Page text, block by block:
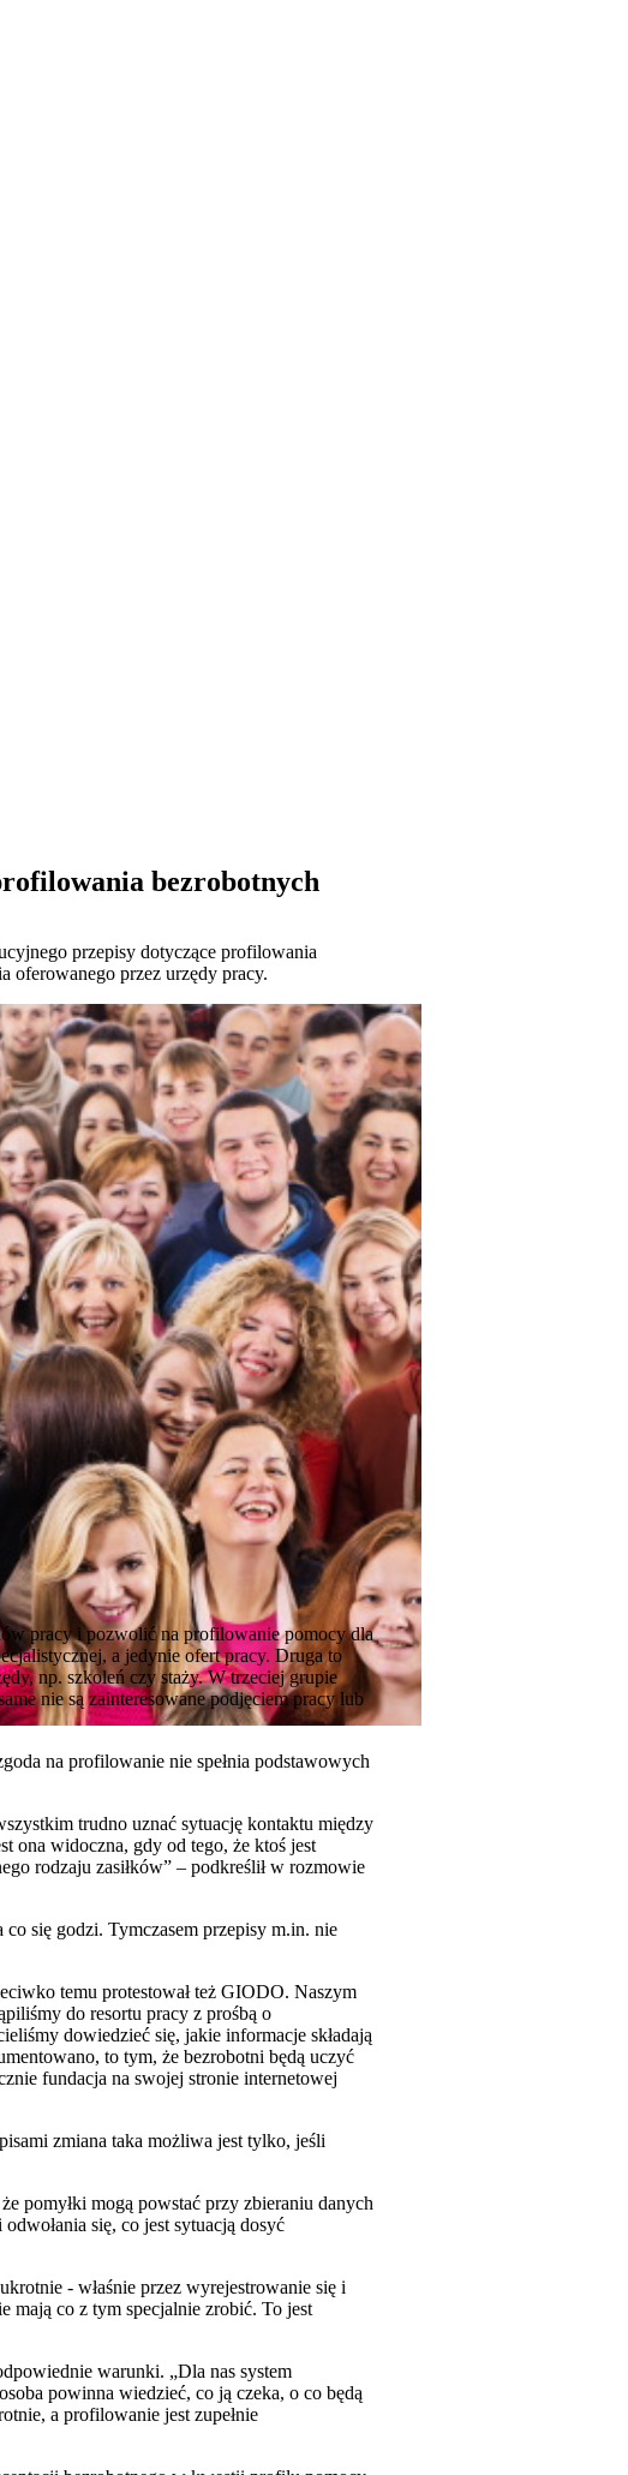
bezrobotnych
przepisy dotyczące profilowania
oferowanego przez urzędy pracy.
pracy i pozwolić na profilowanie pomocy dla
a jedynie ofert pracy. Druga to
np. szkoleń czy staży. W trzeciej grupie
nie są zainteresowane podjęciem pracy lub
na profilowanie nie spełnia podstawowych
trudno uznać sytuację kontaktu między
ona widoczna, gdy od tego, że ktoś jest
rodzaju zasiłków” – podkreślił w rozmowie
się godzi. Tymczasem przepisy m.in. nie
temu protestował też GIODO. Naszym
do resortu pracy z prośbą o
dowiedzieć się, jakie informacje składają
to tym, że bezrobotni będą uczyć
fundacja na swojej stronie internetowej
zmiana taka możliwa jest tylko, jeśli
pomyłki mogą powstać przy zbieraniu danych
się, co jest sytuacją dosyć
- właśnie przez wyrejestrowanie się i
mają co z tym specjalnie zrobić. To jest
warunki. „Dla nas system
powinna wiedzieć, co ją czeka, o co będą
a profilowanie jest zupełnie